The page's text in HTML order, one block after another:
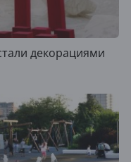
декорациями